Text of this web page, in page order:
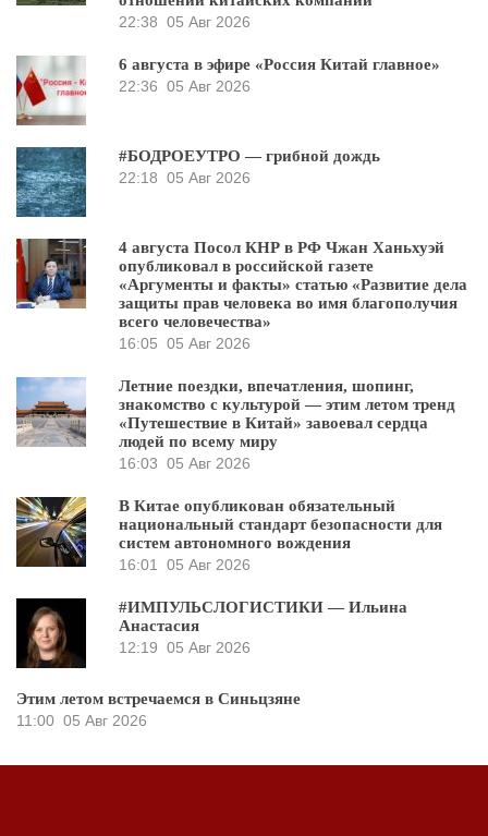
22:38 05 Авг 2026
6 августа в эфире «Россия Китай главное»
22:36 05 Авг 2026
#БОДРОЕУТРО — грибной дождь
22:18 05 Авг 2026
4 августа Посол КНР в РФ Чжан Ханьхуэй
опубликовал в российской газете
«Аргументы и факты» статью «Развитие дела
защиты прав человека во имя благополучия
всего человечества»
16:05 05 Авг 2026
Летние поездки, впечатления, шопинг,
знакомство с культурой — этим летом тренд
«Путешествие в Китай» завоевал сердца
людей по всему миру
16:03 05 Авг 2026
В Китае опубликован обязательный
национальный стандарт безопасности для
систем автономного вождения
16:01 05 Авг 2026
#ИМПУЛЬСЛОГИСТИКИ — Ильина
Анастасия
12:19 05 Авг 2026
Этим летом встречаемся в Синьцзяне
11:00 05 Авг 2026